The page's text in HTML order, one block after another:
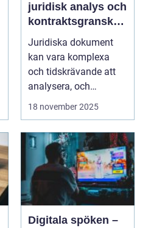
juridisk analys och
kontraktsgranskni
ng
Juridiska dokument
kan vara komplexa
och tidskrävande att
analysera, och
felaktigheter eller mi...
18 november 2025
Digitala spöken –